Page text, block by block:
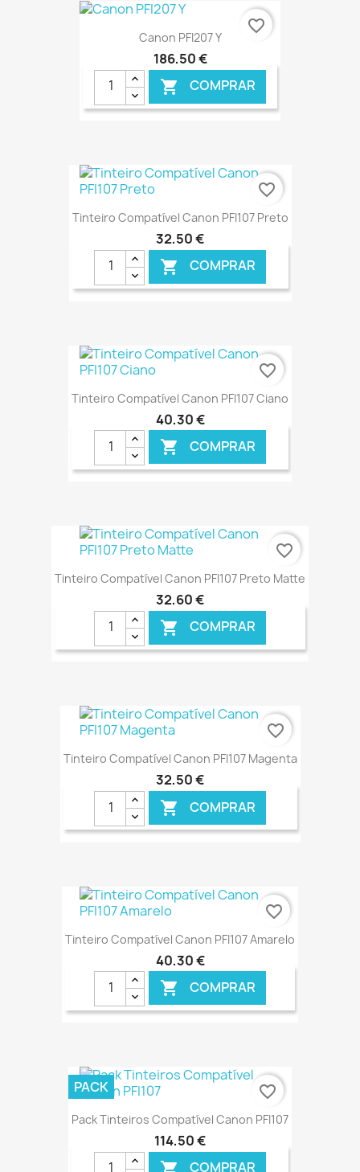
€ ONLINE
Canon PFI207 Y
186,50 €
 COMPRAR
€ ONLINE
favorite_border
Tinteiro Compatível Canon PFI107 Preto
32,50 €
 COMPRAR
favorite_border
Tinteiro Compatível Canon PFI107 Ciano
40,30 €
 COMPRAR
favorite_border
Tinteiro Compatível Canon PFI107 Preto Matte
32,60 €
 COMPRAR
favorite_border
Tinteiro Compatível Canon PFI107 Magenta
32,50 €
 COMPRAR
favorite_border
Tinteiro Compatível Canon PFI107 Amarelo
40,30 €
 COMPRAR
€ ONLINE
favorite_border
Pack Tinteiros Compatível Canon PFI107
114,50 €
COMPRAR
PACK favorite_border